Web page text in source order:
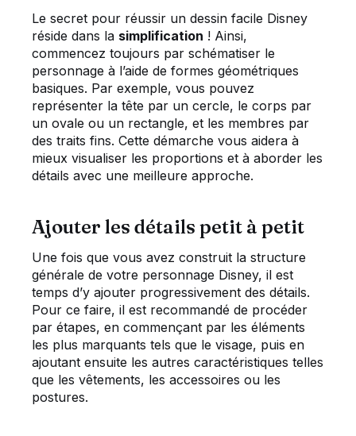
Le secret pour réussir un dessin facile Disney
réside dans la simplification ! Ainsi,
commencez toujours par schématiser le
personnage à l’aide de formes géométriques
basiques. Par exemple, vous pouvez
représenter la tête par un cercle, le corps par
un ovale ou un rectangle, et les membres par
des traits fins. Cette démarche vous aidera à
mieux visualiser les proportions et à aborder les
détails avec une meilleure approche.
Ajouter les détails petit à petit
Une fois que vous avez construit la structure
générale de votre personnage Disney, il est
temps d’y ajouter progressivement des détails.
Pour ce faire, il est recommandé de procéder
par étapes, en commençant par les éléments
les plus marquants tels que le visage, puis en
ajoutant ensuite les autres caractéristiques telles
que les vêtements, les accessoires ou les
postures.